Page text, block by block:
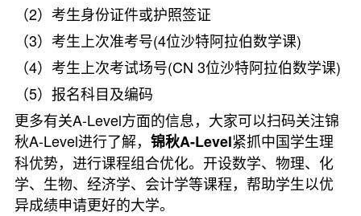
（2）考生身份证件或护照签证
（3）考生上次准考号(4位沙特阿拉伯数学课)
（4）考生上次考试场号(CN 3位沙特阿拉伯数学课)
（5）报名科目及编码
更多有关A-Level方面的信息，大家可以扫码关注锦
秋A-Level进行了解， 锦秋A-Level紧抓中国学生理
科优势，进行课程组合优化。开设数学、物理、化
学、生物、经济学、会计学等课程，帮助学生以优
异成绩申请更好的大学。